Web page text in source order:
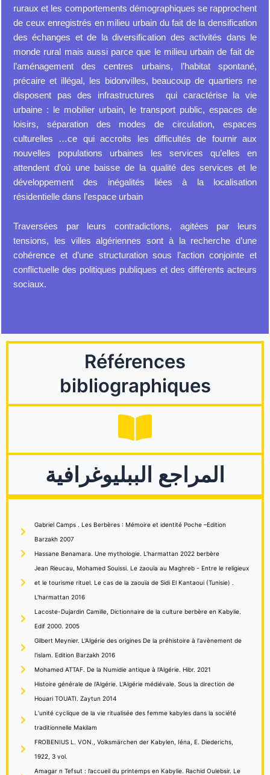
ruraux et les comportements démographiques se rapprochent
de ceux enregistrés en milieu urbain du fait de la densification
des échanges et de la diversification des activités dans le
monde rural mais aussi parce que le milieu urbain de fait de
l’aménagement des centres urbains, l’habitat spontané,
précaire et illégal, les bidonvilles, beaucoup de quartiers ne
disposent pas des infrastructures qui caractérise la vie
urbaine : le mobilier urbain, le transport public, espaces de
loisirs, séparation des modes de circulation, espaces
culturelles …ce qui accroits les difficultés de fournir aux
nouvelles populations urbaines les services qu’elles en
attendent d’où une baisse de la qualité des services et le
développement des inégalités liées à la localisation
résidentielle dans l’espace urbain
Traversées par leurs contradictions, agitées par leurs
tensions, les villes algériennes sont à la recherche d’une
cohérence et d’une structuration sous l’action conjointe et
conflictuelle des politiques publiques et des différents acteurs
sociaux.
Références
bibliographiques
المراجع الببليوغرافية
Gabriel Camps . Les Berbères : Mémoire et identité Poche –Edition
Barzakh 2007
Hassane Benamara. Une mythologie. L'harmattan 2022 berbère
Jean Rieucau, Mohamed Souissi. Le zaouïa au Maghreb - Entre le religieux
et le tourisme rituel. Le cas de la zaouïa de Sidi El Kantaoui (Tunisie) .
L'harmattan 2016
Lacoste-Dujardin Camille, Dictionnaire de la culture berbère en Kabylie.
Edif 2000. 2005
Gilbert Meynier. L'Algérie des origines De la préhistoire à l'avènement de
l'islam. Edition Barzakh 2016
Mohamed ATTAF. De la Numidie antique à l'Algérie. Hibr. 2021
Histoire générale de l'Algérie. L'Algérie médiévale. Sous la direction de
Houari TOUATI. Zaytun 2014
L’unité cyclique de la vie ritualisée des femme kabyles dans la société
traditionnelle Makilam
FROBENIUS L. VON., Volksmärchen der Kabylen, Iéna, E. Diederichs,
1922, 3 vol.
Amagar n Tefsut : l’accueil du printemps en Kabylie. Rachid Oulebsir. Le